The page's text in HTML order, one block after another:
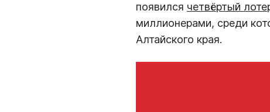
появился четвёртый
миллионерами, среди
Алтайского края.